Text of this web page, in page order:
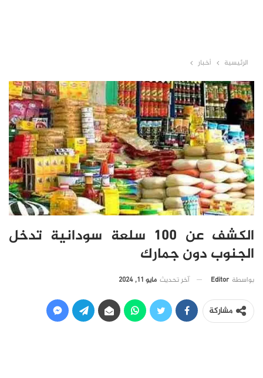
الرئيسية أخبار
الكشف عن 100 سلعة سودانية تدخل
الجنوب دون جمارك
بواسطة Editor آخر تحديث مايو 11, 2024
مشاركة